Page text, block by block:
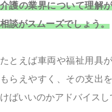
介護の業界について理解
相談がスムーズでしょう。
たとえば車両や福祉用具
もらえやすく、その支出
けばいいのかアドバイスし